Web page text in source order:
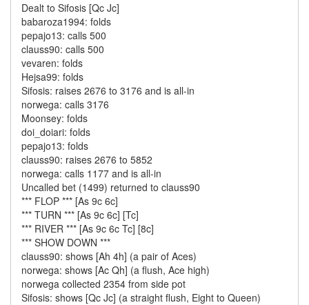
Dealt to Sifosis [Qc Jc]
babaroza1994: folds
pepajo13: calls 500
clauss90: calls 500
vevaren: folds
Hejsa99: folds
Sifosis: raises 2676 to 3176 and is all-in
norwega: calls 3176
Moonsey: folds
doi_doiari: folds
pepajo13: folds
clauss90: raises 2676 to 5852
norwega: calls 1177 and is all-in
Uncalled bet (1499) returned to clauss90
*** FLOP *** [As 9c 6c]
*** TURN *** [As 9c 6c] [Tc]
*** RIVER *** [As 9c 6c Tc] [8c]
*** SHOW DOWN ***
clauss90: shows [Ah 4h] (a pair of Aces)
norwega: shows [Ac Qh] (a flush, Ace high)
norwega collected 2354 from side pot
Sifosis: shows [Qc Jc] (a straight flush, Eight to Queen)